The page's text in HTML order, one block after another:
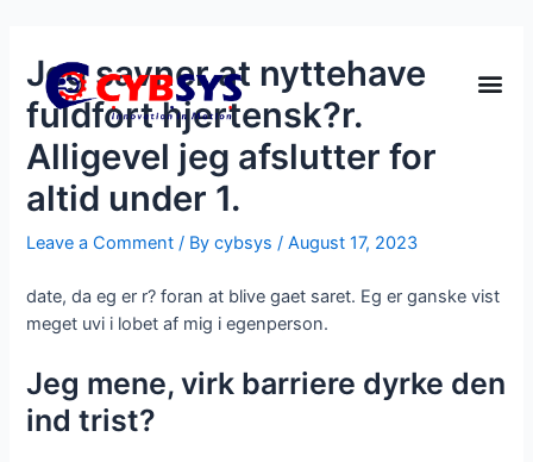
Jeg savner at nyttehave
fuldfort hjertensk?r.
Alligevel jeg afslutter for
altid under 1.
Leave a Comment / Bycybsys/August 17, 2023
date, da eg er r? foran at blive gaet saret. Eg er ganske vist
meget uvi i lobet af mig i egenperson.
Jeg mene, virk barriere dyrke den
ind trist?